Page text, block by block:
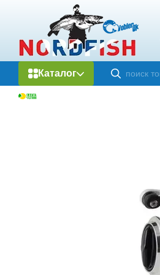
Перейти к основному контенту
Каталог